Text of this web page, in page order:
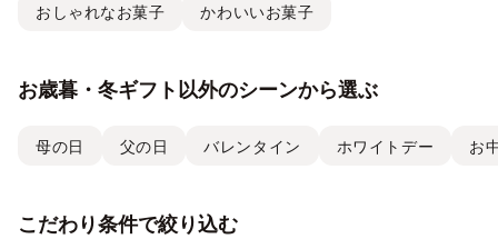
おしゃれなお菓子 かわいいお菓子
お歳暮・冬ギフト以外のシーンから選ぶ
母の日 父の日 バレンタイン ホワイトデー お
こだわり条件で絞り込む